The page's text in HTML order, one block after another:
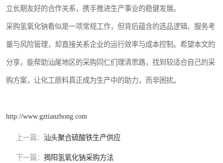
立长期友好的合作关系，携手推进生产事业的稳健发展。
采购氢氧化钠看似是一项常规工作，但背后蕴含的选品逻辑、服务考
量与风险管理，却直接关系企业的运行效率与成本控制。希望本文的
分享，能帮助汕尾地区的采购同仁们理清思路，找到较适合自己的采
购方案，让化工原料真正成为生产中的助力，而非困扰。
http://www.gztianzhong.com
上一篇： 汕头聚合硫酸铁生产供应
下一篇： 揭阳氢氧化钠采购方法